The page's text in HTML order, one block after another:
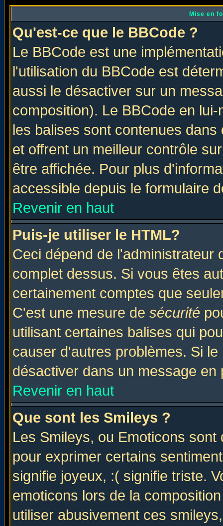
Mise en
Qu'est-ce que le BBCode ?
Le BBCode est une
l'utilisation du BBCode est
aussi le désactiver sur un
composition). Le BBCode en
les balises sont contenues
et offrent un meilleur contrôle
être affichée. Pour plus
accessible depuis le formulaire
Revenir en haut
Puis-je utiliser le HTML?
Ceci dépend de l'administrateur
complet dessus. Si vous êtes
certainement comptes que
C'est une mesure de sécurité
utilisant certaines balises qui
causer d'autres problèmes. Si
désactiver dans un message
Revenir en haut
Que sont les Smileys ?
Les Smileys, ou Emoticons
pour exprimer certains
signifie joyeux, :( signifie triste.
emoticons lors de la
utiliser abusivement ces